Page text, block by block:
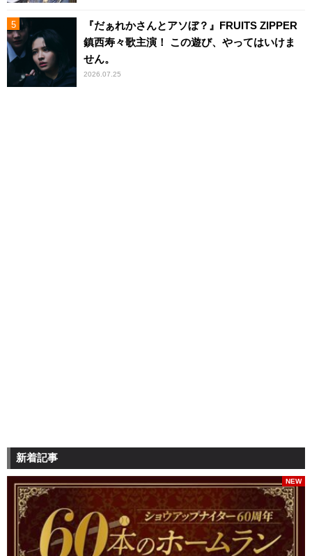
『だぁれかさんとアソぼ？』FRUITS ZIPPER
鎮西寿々歌主演！ この遊び、やってはいけま
せん。
2026.07.25
新着記事
NEW